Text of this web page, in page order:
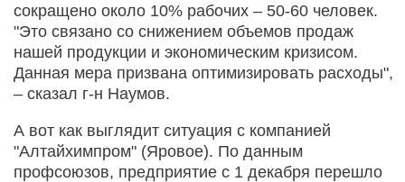
сокращено около 10% рабочих – 50-60 человек.
"Это связано со снижением объемов продаж
нашей продукции и экономическим кризисом.
Данная мера призвана оптимизировать расходы",
– сказал г-н Наумов.
А вот как выглядит ситуация с компанией
"Алтайхимпром" (Яровое). По данным
профсоюзов, предприятие с 1 декабря перешло